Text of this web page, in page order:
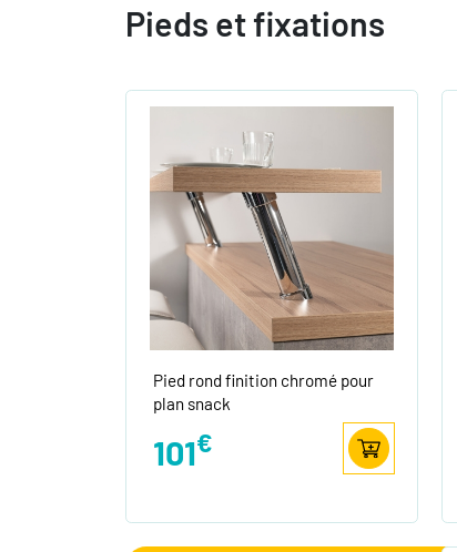
Pieds et fixations
Pied rond finition chromé pour
plan snack
101€